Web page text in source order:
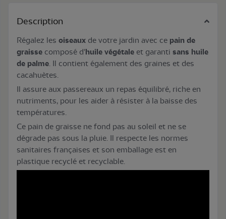
Description
Régalez les oiseaux de votre jardin avec ce pain de
graisse composé d'huile végétale et garanti sans huile
de palme. Il contient également des graines et des
cacahuètes.
Il assure aux passereaux un repas équilibré, riche en
nutriments, pour les aider à résister à la baisse des
températures.
Ce pain de graisse ne fond pas au soleil et ne se
dégrade pas sous la pluie. Il respecte les normes
sanitaires françaises et son emballage est en
plastique recyclé et recyclable.